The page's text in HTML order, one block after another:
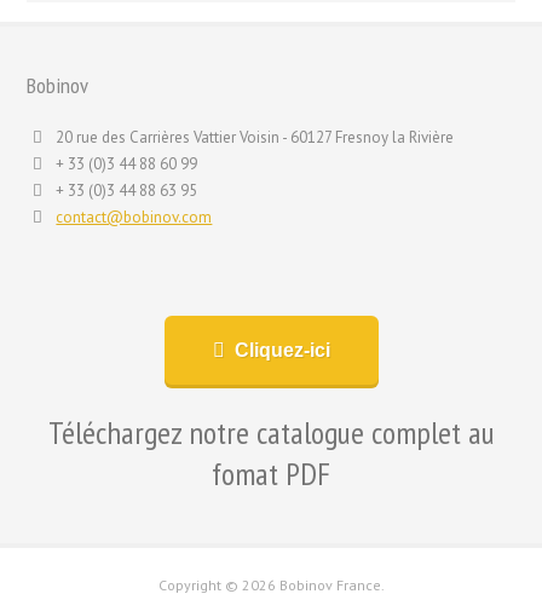
Bobinov
20 rue des Carrières Vattier Voisin - 60127 Fresnoy la Rivière
+ 33 (0)3 44 88 60 99
+ 33 (0)3 44 88 63 95
contact@bobinov.com
Cliquez-ici
Téléchargez notre catalogue complet au
fomat PDF
Copyright © 2026 Bobinov France.